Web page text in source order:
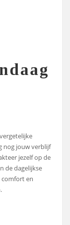
nog jouw verblijf
jezelf op de
de dagelijkse
comfort en